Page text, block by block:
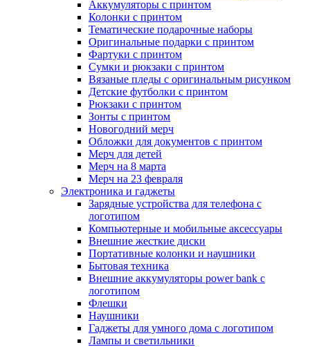
Аккумуляторы с принтом
Колонки с принтом
Тематические подарочные наборы
Оригинальные подарки с принтом
Фартуки с принтом
Сумки и рюкзаки с принтом
Вязаные пледы с оригинальным рисунком
Детские футболки с принтом
Рюкзаки с принтом
Зонты с принтом
Новогодний мерч
Обложки для документов с принтом
Мерч для детей
Мерч на 8 марта
Мерч на 23 февраля
Электроника и гаджеты
Зарядные устройства для телефона с
логотипом
Компьютерные и мобильные аксессуары
Внешние жесткие диски
Портативные колонки и наушники
Бытовая техника
Внешние аккумуляторы power bank с
логотипом
Флешки
Наушники
Гаджеты для умного дома с логотипом
Лампы и светильники